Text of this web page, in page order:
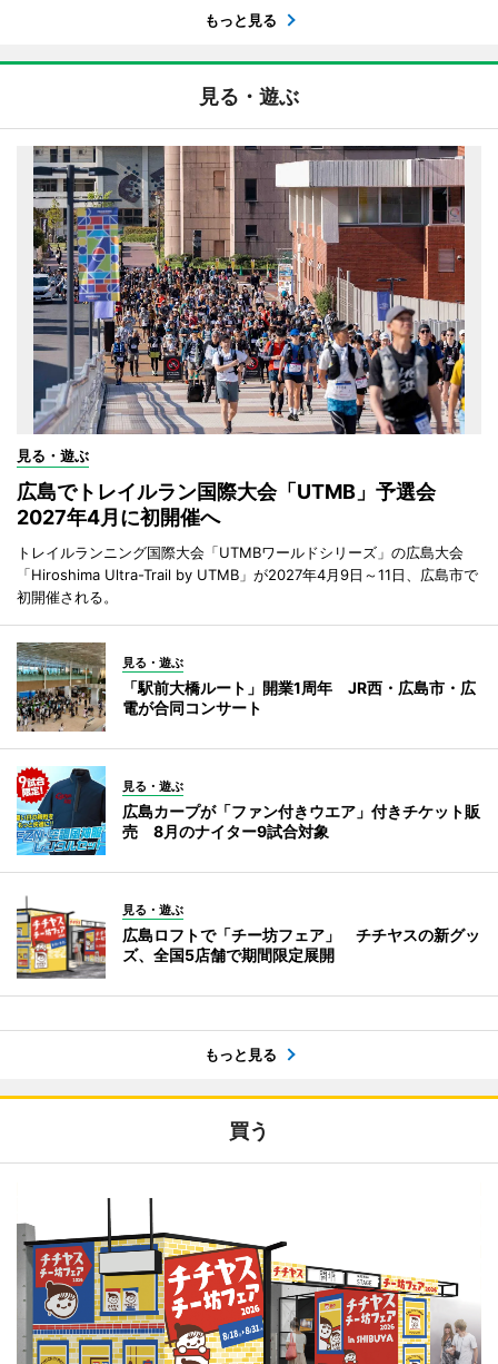
もっと見る
見る・遊ぶ
見る・遊ぶ
広島でトレイルラン国際大会「UTMB」予選会
2027年4月に初開催へ
トレイルランニング国際大会「UTMBワールドシリーズ」の広島大会
「Hiroshima Ultra-Trail by UTMB」が2027年4月9日～11日、広島市で
初開催される。
見る・遊ぶ
「駅前大橋ルート」開業1周年 JR西・広島市・広
電が合同コンサート
見る・遊ぶ
広島カープが「ファン付きウエア」付きチケット販
売 8月のナイター9試合対象
見る・遊ぶ
広島ロフトで「チー坊フェア」 チチヤスの新グッ
ズ、全国5店舗で期間限定展開
もっと見る
買う